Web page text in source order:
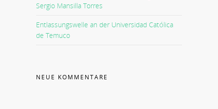
Sergio Mansilla Torres
Entlassungswelle an der Universidad Católica
de Temuco
NEUE KOMMENTARE